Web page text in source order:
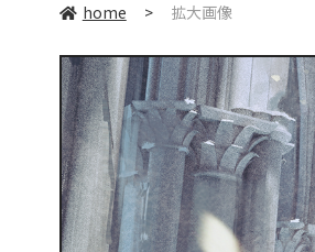
home > 拡大画像